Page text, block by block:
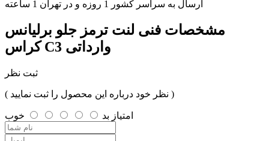
ارسال به سراسر کشور 1 روزه و در تهران 1 ساعته
مشخصات فنی لنت ترمز جلو برلیانس
کراس C3 وارداتی
ثبت نظر
( نظر خود درباره این محصول را ثبت نمایید )
امتیاز بد خوب